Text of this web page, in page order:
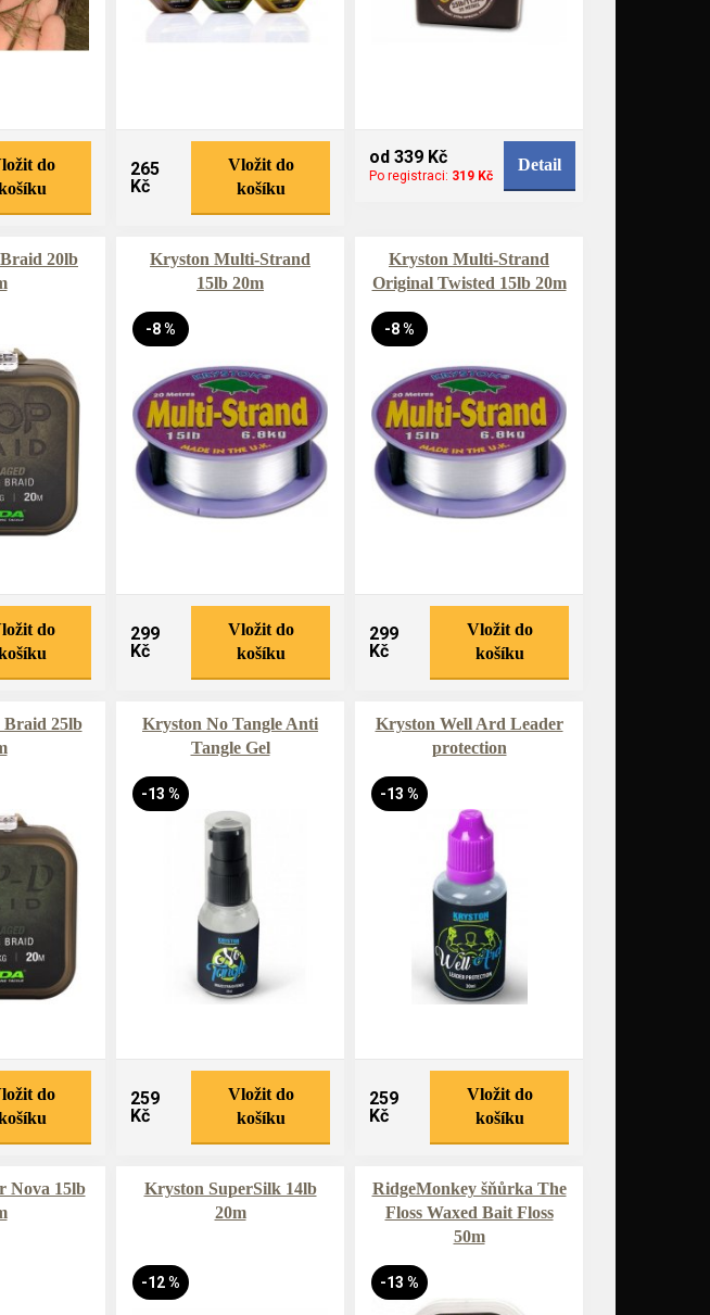
do
265
Kč
Vložit do
košíku
od 339 Kč
Po registraci: 319 Kč
Detail
20lb
do
Kryston Multi-Strand
15lb 20m
-8 %
299
Kč
Vložit do
košíku
Kryston Multi-Strand
Original Twisted 15lb 20m
-8 %
299
Kč
Vložit do
košíku
25lb
do
Kryston No Tangle Anti
Tangle Gel
-13 %
259
Kč
Vložit do
košíku
Kryston Well Ard Leader
protection
-13 %
259
Kč
Vložit do
košíku
Nova 15lb
Kryston SuperSilk 14lb
20m
-12 %
RidgeMonkey šňůrka The
Floss Waxed Bait Floss
50m
-13 %